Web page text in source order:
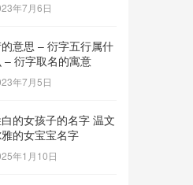
年7月6日
意思 – 衍字五行属什
– 衍字取名的寓意
年7月5日
的女孩子的名字 温文
的女宝宝名字
年1月10日